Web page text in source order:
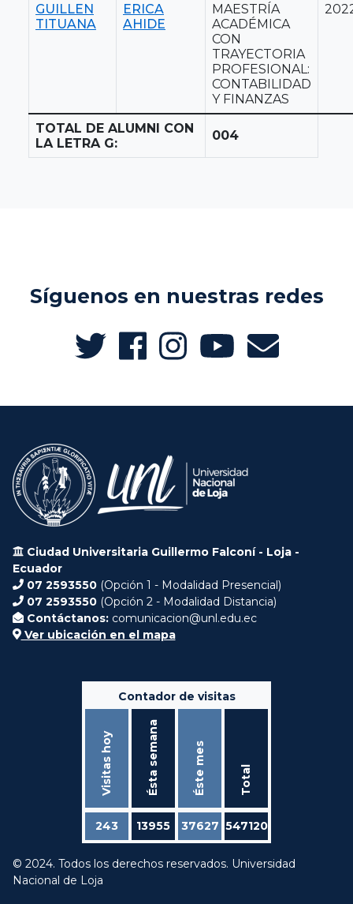
GUILLEN
TITUANA
ERICA
AHIDE
MAESTRÍA
ACADÉMICA
CON
TRAYECTORIA
PROFESIONAL:
CONTABILIDAD
Y FINANZAS
TOTAL DE ALUMNI CON
LA LETRA G:
004
Síguenos en nuestras redes
Ciudad Universitaria Guillermo Falconí - Loja -
Ecuador
07 2593550 (Opción 1 - Modalidad Presencial)
07 2593550 (Opción 2 - Modalidad Distancia)
Contáctanos: comunicacion@unl.edu.ec
Ver ubicación en el mapa
Contador de visitas
Visitas hoy Ésta semana Éste mes Total
243 13955 37627 547120
© 2024. Todos los derechos reservados. Universidad
Nacional de Loja